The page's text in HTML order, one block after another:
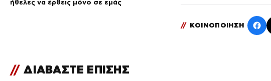
ήθελες να έρθεις μόνο σε εμάς
// ΚΟΙΝΟΠΟΙΗΣΗ
// ΔΙΑΒΑΣΤΕ ΕΠΙΣΗΣ